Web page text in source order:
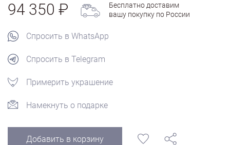
94 350
Бесплатно доставим
вашу покупку по России
Спросить в WhatsApp
Спросить в Telegram
Примерить украшение
Намекнуть о подарке
Добавить в корзину